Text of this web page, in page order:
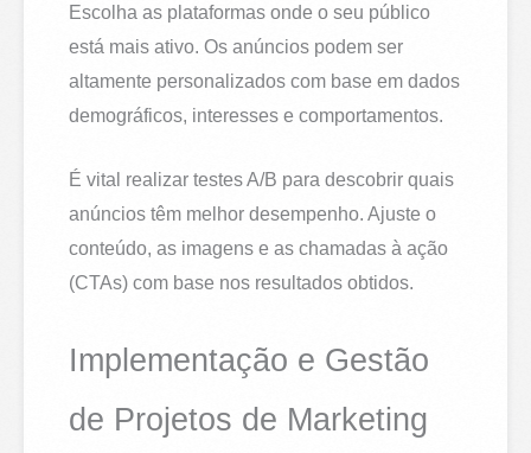
Escolha as plataformas onde o seu público
está mais ativo. Os anúncios podem ser
altamente personalizados com base em dados
demográficos, interesses e comportamentos.
É vital realizar testes A/B para descobrir quais
anúncios têm melhor desempenho. Ajuste o
conteúdo, as imagens e as chamadas à ação
(CTAs) com base nos resultados obtidos.
Implementação e Gestão
de Projetos de Marketing